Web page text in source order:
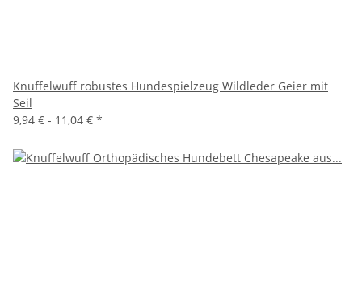
Knuffelwuff robustes Hundespielzeug Wildleder Geier mit
Seil
9,94 € - 11,04 € *